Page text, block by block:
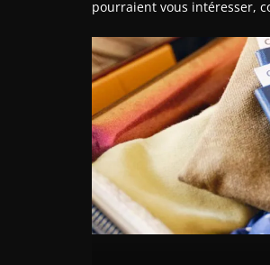
pourraient vous intéresser,